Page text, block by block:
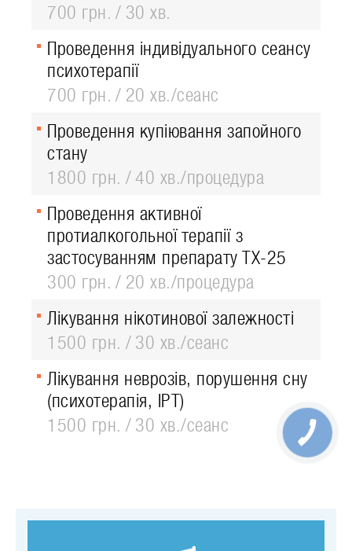
700 грн.
30 хв.
Проведення індивідуального сеансу
психотерапії
700 грн.
20 хв./сеанс
Проведення купіювання запойного
стану
1800 грн.
40 хв./процедура
Проведення активної
протиалкогольної терапії з
застосуванням препарату ТХ-25
300 грн.
20 хв./процедура
Лікування нікотинової залежності
1500 грн.
30 хв./сеанс
Лікування неврозів, порушення сну
(психотерапія, ІРТ)
1500 грн.
30 хв./сеанс